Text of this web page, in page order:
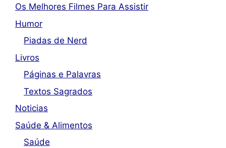
Os Melhores Filmes Para Assistir
Humor
Piadas de Nerd
Livros
Páginas e Palavras
Textos Sagrados
Noticias
Saúde & Alimentos
Saúde